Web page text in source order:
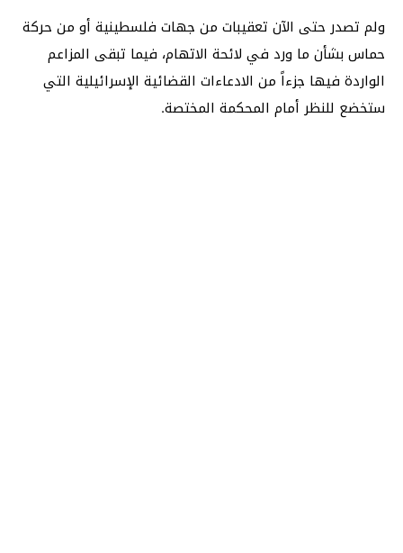
ولم تصدر حتى الآن تعقيبات من جهات فلسطينية أو من حركة
حماس بشأن ما ورد في لائحة الاتهام، فيما تبقى المزاعم
الواردة فيها جزءاً من الادعاءات القضائية الإسرائيلية التي
ستخضع للنظر أمام المحكمة المختصة.